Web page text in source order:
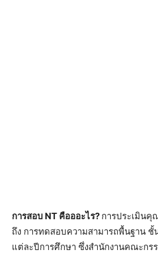
การสอบ NT คือออะไร? การประเมินคุ
ถึง การทดสอบความสามารถพื้นฐาน
แต่ละปีการศึกษา ซึ่งสำนักงานคณะกร